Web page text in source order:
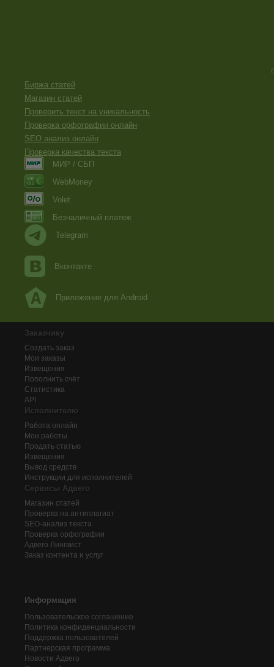
Биржа статей
Магазин статей
Проверить текст на уникальность
Проверка орфографии онлайн
SEO анализ онлайн
Проверка качества текста
МИР / СБП
WebMoney
Volet
Безналичный платеж
Telegram
Вконтакте
Приложение для Android
Заказчику
Создать заказ
Мои заказы
Извещения
Пополнить счёт
Статистика
API
Исполнителю
Работа онлайн
Мои работы
Продать статью
Извещения
Вывод средств
Инструкции для исполнителей
Сервисы Адвего
Магазин статей
Проверка на антиплагиат
SEO-анализ текста
Проверка орфографии
Адвего Лингвист
Заказ контента и услуг
Информация
Пользовательское соглашение
Политика конфиденциальности
Поддержка пользователей
Партнерская программа
Новости Адвего